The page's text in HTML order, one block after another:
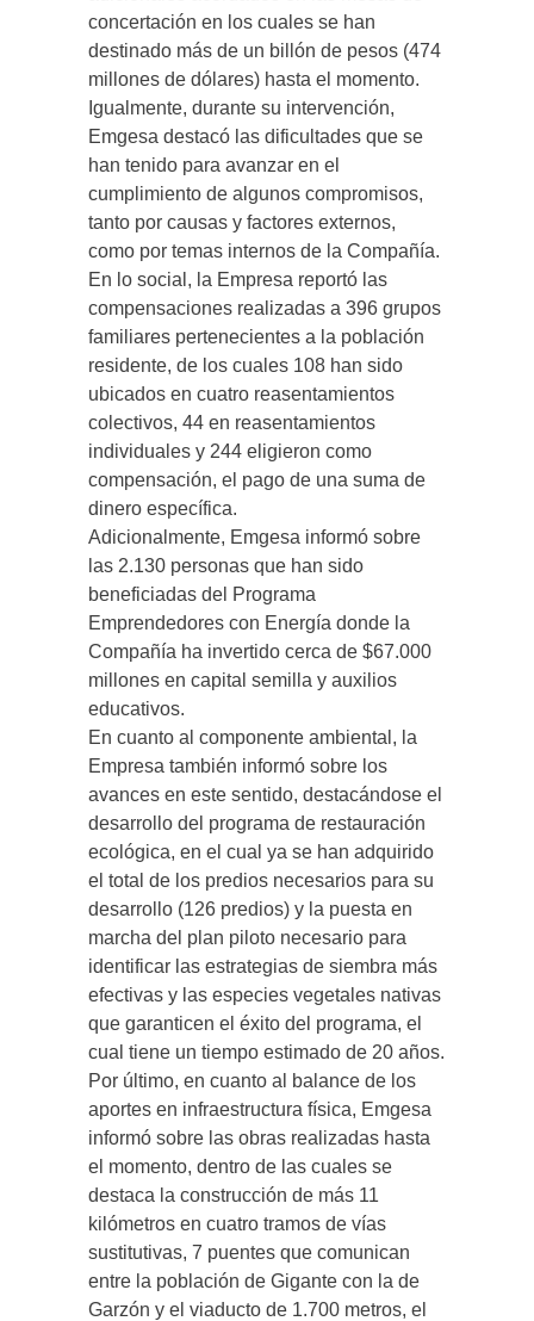
concertación en los cuales se han
destinado más de un billón de pesos (474
millones de dólares) hasta el momento.
Igualmente, durante su intervención,
Emgesa destacó las dificultades que se
han tenido para avanzar en el
cumplimiento de algunos compromisos,
tanto por causas y factores externos,
como por temas internos de la Compañía.
En lo social, la Empresa reportó las
compensaciones realizadas a 396 grupos
familiares pertenecientes a la población
residente, de los cuales 108 han sido
ubicados en cuatro reasentamientos
colectivos, 44 en reasentamientos
individuales y 244 eligieron como
compensación, el pago de una suma de
dinero específica.
Adicionalmente, Emgesa informó sobre
las 2.130 personas que han sido
beneficiadas del Programa
Emprendedores con Energía donde la
Compañía ha invertido cerca de $67.000
millones en capital semilla y auxilios
educativos.
En cuanto al componente ambiental, la
Empresa también informó sobre los
avances en este sentido, destacándose el
desarrollo del programa de restauración
ecológica, en el cual ya se han adquirido
el total de los predios necesarios para su
desarrollo (126 predios) y la puesta en
marcha del plan piloto necesario para
identificar las estrategias de siembra más
efectivas y las especies vegetales nativas
que garanticen el éxito del programa, el
cual tiene un tiempo estimado de 20 años.
Por último, en cuanto al balance de los
aportes en infraestructura física, Emgesa
informó sobre las obras realizadas hasta
el momento, dentro de las cuales se
destaca la construcción de más 11
kilómetros en cuatro tramos de vías
sustitutivas, 7 puentes que comunican
entre la población de Gigante con la de
Garzón y el viaducto de 1.700 metros, el